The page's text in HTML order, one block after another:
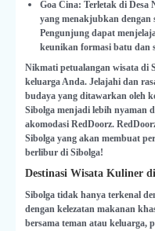
Goa Cina: Terletak di Desa
yang menakjubkan
Pengunjung dapat
keunikan formasi batu dan
Nikmati petualangan wisata di
keluarga Anda. Jelajahi dan
budaya yang ditawarkan oleh
Sibolga menjadi lebih nyaman
akomodasi RedDoorz.
Sibolga yang akan membuat
berlibur di Sibolga!
Destinasi Wisata Kuliner
Sibolga tidak hanya terkenal
dengan kelezatan makanan
bersama teman atau